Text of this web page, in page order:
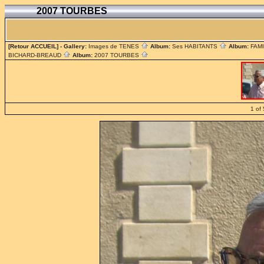
2007 TOURBES
[Retour ACCUEIL] - Gallery: Images de TENES Album: Ses HABITANTS Album:
BICHARD-BREAUD
Album: 2007 TOURBES
1 of